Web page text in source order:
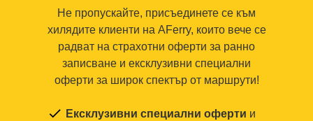
Не пропускайте, присъединете се към
хилядите клиенти на AFerry, които вече се
радват на страхотни оферти за ранно
записване и ексклузивни специални
оферти за широк спектър от маршрути!
Ексклузивни специални оферти и